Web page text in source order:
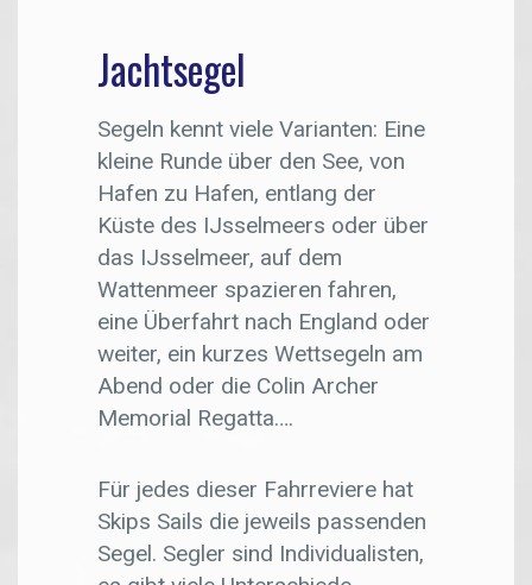
Jachtsegel
Segeln kennt viele Varianten: Eine
kleine Runde über den See, von
Hafen zu Hafen, entlang der
Küste des IJsselmeers oder über
das IJsselmeer, auf dem
Wattenmeer spazieren fahren,
eine Überfahrt nach England oder
weiter, ein kurzes Wettsegeln am
Abend oder die Colin Archer
Memorial Regatta….
Für jedes dieser Fahrreviere hat
Skips Sails die jeweils passenden
Segel. Segler sind Individualisten,